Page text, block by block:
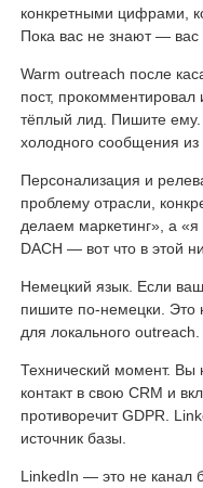
конкретными цифрами,
Пока вас не знают — вас
Warm outreach после
пост,
тёплый лид. Пишите
холодного сообщения из
Персонализация и
проблему отрасли,
делаем маркетинг», а
DACH — вот что в этой
Немецкий язык. Если
пишите по-немецки. Это
для локального outreach.
Технический момент. Вы
контакт в свою CRM и
противоречит GDPR.
источник базы.
LinkedIn — это не канал